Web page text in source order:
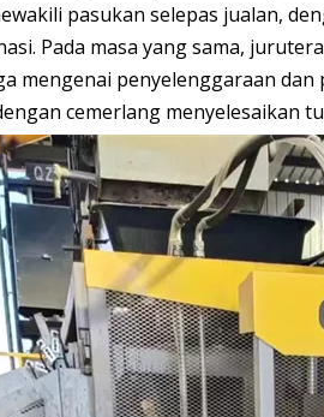
pasukan selepas jualan,
Pada masa yang sama,
mengenai penyelenggaraan dan
cemerlang menyelesaikan